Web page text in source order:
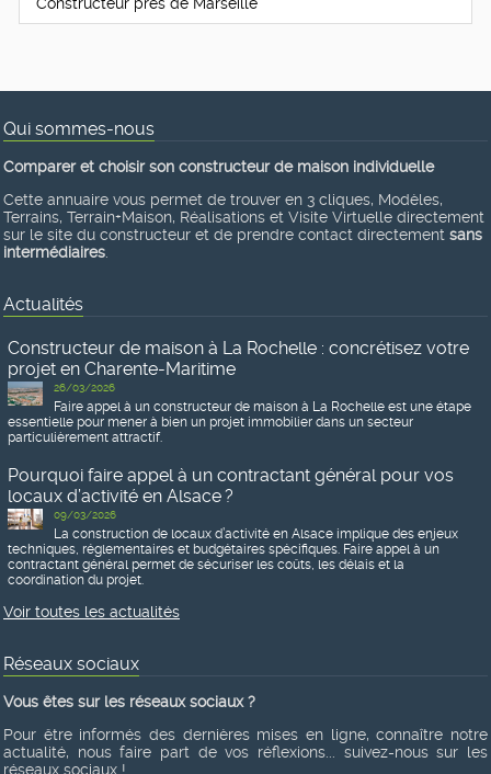
Qui sommes-nous
Comparer et choisir son constructeur de maison individuelle
Cette annuaire vous permet de trouver en 3 cliques, Modèles,
Terrains, Terrain+Maison, Réalisations et Visite Virtuelle directement
sur le site du constructeur et de prendre contact directement sans
intermédiaires
Actualités
Constructeur de maison à La Rochelle : concrétisez votre
projet en Charente-Maritime
26/03/2026
Faire appel à un constructeur de maison à La Rochelle est une étape
essentielle pour mener à bien un projet immobilier dans un secteur
particulièrement attractif.
Pourquoi faire appel à un contractant général pour vos
locaux d’activité en Alsace ?
09/03/2026
La construction de locaux d’activité en Alsace implique des enjeux
techniques, réglementaires et budgétaires spécifiques. Faire appel à un
contractant général permet de sécuriser les coûts, les délais et la
coordination du projet.
Voir toutes les actualités
Réseaux sociaux
Vous êtes sur les réseaux sociaux ?
Pour être informés des dernières mises en ligne, connaître notre
actualité, nous faire part de vos réflexions... suivez-nous sur les
réseaux sociaux !